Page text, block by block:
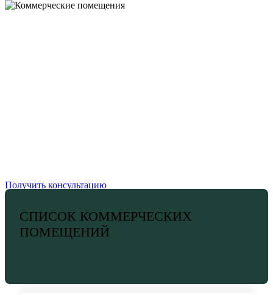
Получить консультацию
СПИСОК КОММЕРЧЕСКИХ
ПОМЕЩЕНИЙ